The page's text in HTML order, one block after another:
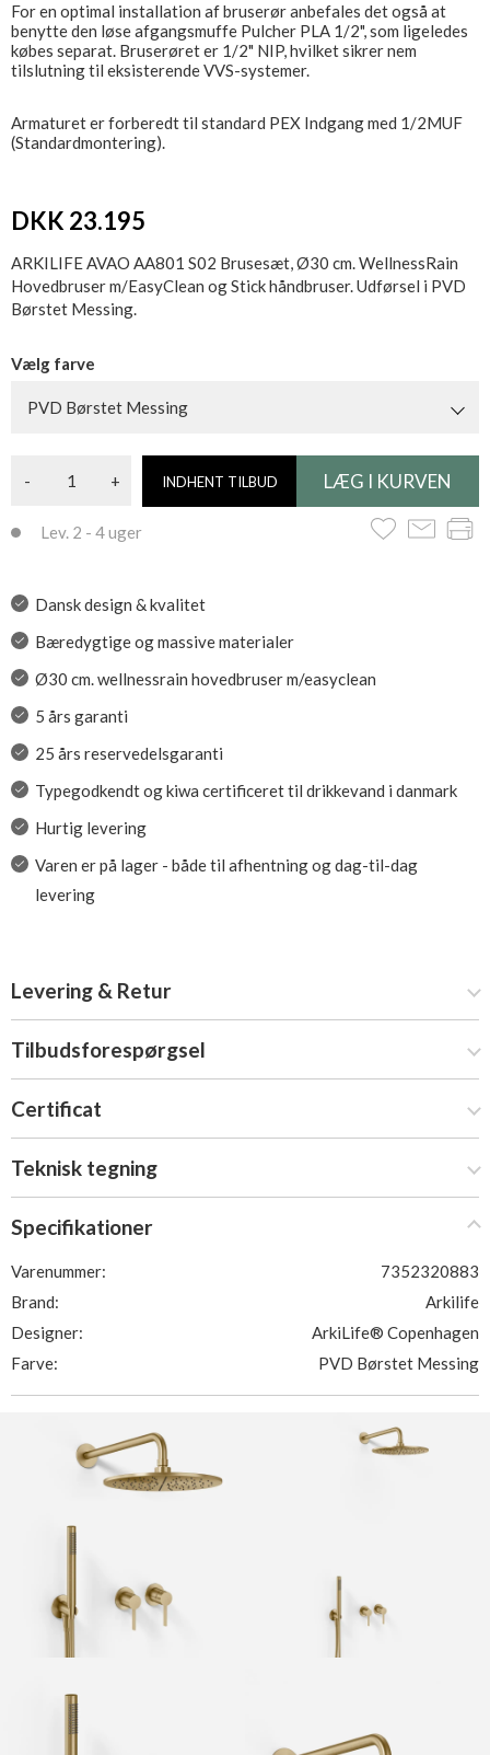
For en optimal installation af bruserør anbefales det også at
benytte den løse afgangsmuffe Pulcher PLA 1/2", som ligeledes
købes separat. Bruserøret er 1/2" NIP, hvilket sikrer nem
tilslutning til eksisterende VVS-systemer.
Armaturet er forberedt til standard PEX Indgang med 1/2MUF
(Standardmontering).
DKK 23.195
ARKILIFE AVAO AA801 S02 Brusesæt, Ø30 cm. WellnessRain
Hovedbruser m/EasyClean og Stick håndbruser. Udførsel i PVD
Børstet Messing.
Vælg farve
PVD Børstet Messing
- + INDHENT TILBUD
Lev. 2 - 4 uger
Dansk design & kvalitet
Bæredygtige og massive materialer
Ø30 cm. wellnessrain hovedbruser m/easyclean
5 års garanti
25 års reservedelsgaranti
Typegodkendt og kiwa certificeret til drikkevand i danmark
Hurtig levering
Varen er på lager - både til afhentning og dag-til-dag
levering
Levering & Retur
Tilbudsforespørgsel
Certificat
Teknisk tegning
Specifikationer
Varenummer:
7352320883
Brand:
Arkilife
Designer:
ArkiLife® Copenhagen
Farve:
PVD Børstet Messing